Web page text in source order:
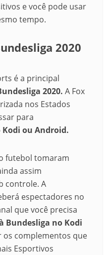
e você pode usar
tempo.
2020
é a principal
2020. A Fox
nos Estados
para
ou Android.
futebol tomaram
assim
controle. A
espectadores no
que você precisa
Bundesliga no Kodi
os complementos que
Esportivos